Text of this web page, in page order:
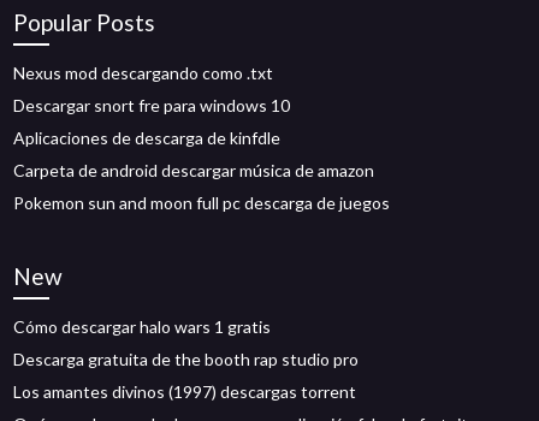
Popular Posts
Nexus mod descargando como .txt
Descargar snort fre para windows 10
Aplicaciones de descarga de kinfdle
Carpeta de android descargar música de amazon
Pokemon sun and moon full pc descarga de juegos
New
Cómo descargar halo wars 1 gratis
Descarga gratuita de the booth rap studio pro
Los amantes divinos (1997) descargas torrent